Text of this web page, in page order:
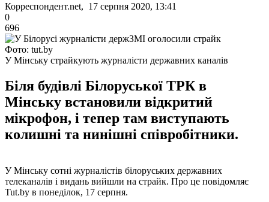
Корреспондент.net, 17 серпня 2020, 13:41
0
696
Фото: tut.by
У Мінську страйкують журналісти державних каналів
Біля будівлі Білоруської ТРК в
Мінську встановили відкритий
мікрофон, і тепер там виступають
колишні та нинішні співробітники.
У Мінську сотні журналістів білоруських державних
телеканалів і видань вийшли на страйк. Про це повідомляє
Tut.by в понеділок, 17 серпня.